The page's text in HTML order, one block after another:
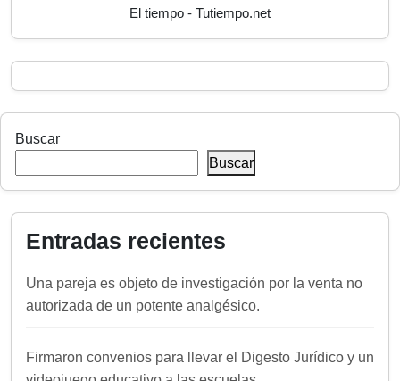
El tiempo - Tutiempo.net
Buscar
Buscar
Entradas recientes
Una pareja es objeto de investigación por la venta no
autorizada de un potente analgésico.
Firmaron convenios para llevar el Digesto Jurídico y un